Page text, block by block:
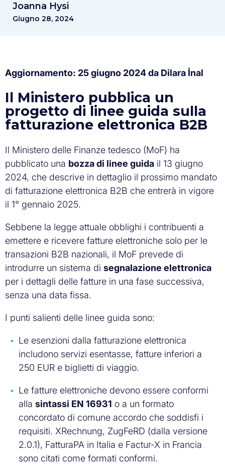
Joanna Hysi
Giugno 28, 2024
Aggiornamento: 25 giugno 2024 da Dilara İnal
Il Ministero pubblica un
progetto di linee guida sulla
fatturazione elettronica B2B
Il Ministero delle Finanze tedesco (MoF) ha
pubblicato una bozza di linee guida il 13 giugno
2024, che descrive in dettaglio il prossimo mandato
di fatturazione elettronica B2B che entrerà in vigore
il 1° gennaio 2025.
Sebbene la legge attuale obblighi i contribuenti a
emettere e ricevere fatture elettroniche solo per le
transazioni B2B nazionali, il MoF prevede di
introdurre un sistema di segnalazione elettronica
per i dettagli delle fatture in una fase successiva,
senza una data fissa.
I punti salienti delle linee guida sono:
Le esenzioni dalla fatturazione elettronica
includono servizi esentasse, fatture inferiori a
250 EUR e biglietti di viaggio.
Le fatture elettroniche devono essere conformi
alla sintassi EN 16931 o a un formato
concordato di comune accordo che soddisfi i
requisiti. XRechnung, ZugFeRD (dalla versione
2.0.1), FatturaPA in Italia e Factur-X in Francia
sono citati come formati conformi.